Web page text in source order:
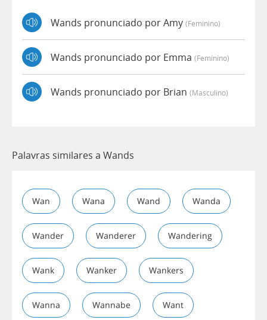
Wands pronunciado por Amy (feminino)
Wands pronunciado por Emma (feminino)
Wands pronunciado por Brian (masculino)
Palavras similares a Wands
Wan Wana Wand Wanda
Wander Wanderer Wandering
Wank Wanker Wankers
Wanna Wannabe Want